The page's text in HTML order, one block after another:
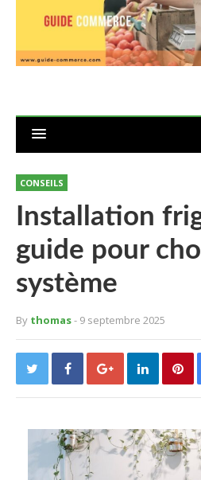
CONSEILS
Installation
guide pour
système
By thomas- 9 septembre 2025